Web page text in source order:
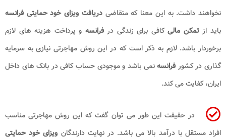
نخواهند داشت. به این معنا که متقاضیدریافت ویزای خود حمایتی فرانسه
باید ازتمکن مالیکافی برای زندگی درفرانسه و پرداخت هزینه های لازم
برخوردار باشد. لازم به ذکر است که در این روش مهاجرتی نیازی به سرمایه
گذاری در کشورفرانسهنمی باشد و موجودی حساب کافی در بانک های داخل
ایران، کفایت می کند.
در حقیقت این طور می توان گفت که این روش مهاجرتی مناسب
افراد مستقل با درآمد بالا می باشد. در نهایت دارندگان ویزای خود حمایتی